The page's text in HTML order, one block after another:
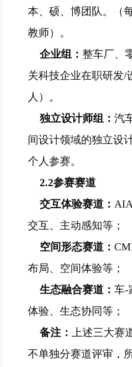
本、硕、博团队。（
教师）。
企业组： 整车厂、
关科技企业在职研发/
人）。
独立设计师组： 汽
间设计领域的独立设
个人参赛。
2.2参赛赛道
交互体验赛道：
交互、主动感知等；
空间形态赛道：
布局、空间体验等；
生态融合赛道： 车-
体验、生态协同等；
备注： 上述三大赛
不单独分赛道评审，